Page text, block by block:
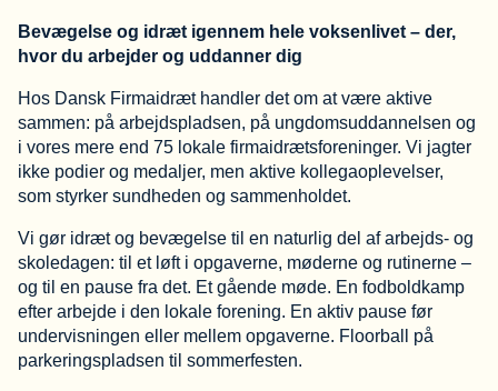
Bevægelse og idræt igennem hele voksenlivet – der,
hvor du arbejder og uddanner dig
Hos Dansk Firmaidræt handler det om at være aktive
sammen: på arbejdspladsen, på ungdomsuddannelsen og
i vores mere end 75 lokale firmaidrætsforeninger. Vi jagter
ikke podier og medaljer, men aktive kollegaoplevelser,
som styrker sundheden og sammenholdet.
Vi gør idræt og bevægelse til en naturlig del af arbejds- og
skoledagen: til et løft i opgaverne, møderne og rutinerne –
og til en pause fra det. Et gående møde. En fodboldkamp
efter arbejde i den lokale forening. En aktiv pause før
undervisningen eller mellem opgaverne. Floorball på
parkeringspladsen til sommerfesten.